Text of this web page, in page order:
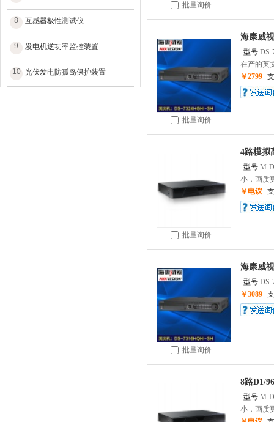
8 互感器极性测试仪
9 发电机逆功率监控装置
10 光伏发电防孤岛保护装置
批量询价
批量询价
海康威
型号:DS-
在产的英
￥2799
批量询价
4路模拟
型号:M-
小，画质
￥电议
批量询价
海康威
型号:DS-
￥3089
8路D1/
型号:M-
小，画质